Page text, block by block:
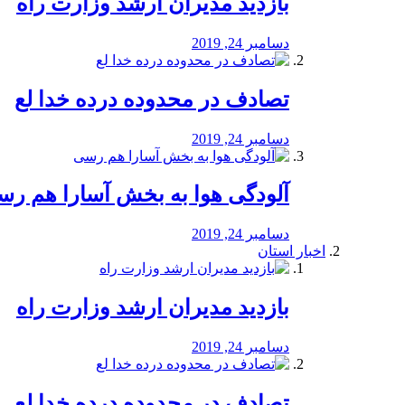
دسامبر 24, 2019
تصادف در محدوده درده خدا لع
دسامبر 24, 2019
آلودگی هوا به بخش آسارا هم
دسامبر 24, 2019
اخبار استان
بازدید مدیران ارشد وزارت راه
دسامبر 24, 2019